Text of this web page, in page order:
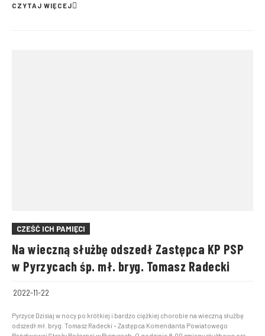
duża strata. “Na zawsze po...
CZYTAJ WIĘCEJ
CZEŚĆ ICH PAMIĘCI
Na wieczną służbę odszedł Zastępca KP PSP
w Pyrzycach śp. mł. bryg. Tomasz Radecki
2022-11-22
Pyrzyce Dzisiaj w nocy po krótkiej i bardzo ciężkiej chorobie na wieczną służbę
odszedł mł. bryg. Tomasz Radecki – Zastępca Komendanta Powiatowego